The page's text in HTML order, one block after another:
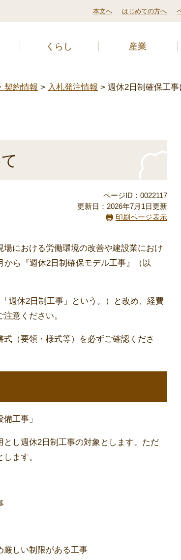
本文へ はじめての方へ
くらし 産業
契約情報 > 入札発注情報 > 週休2日制確保工事
ページID：0022117
更新日：2026年7月1日更新
印刷ページ表示
における労働環境の改善や建設業におけ
ら『週休2日制確保モデル工事』（以
週休2日制工事」という。）と改め、経費
意ください。
（要領・様式等）を必ずご確認くださ
工事」
し週休2日制工事の対象とします。ただ
ます。
厳しい制限がある工事